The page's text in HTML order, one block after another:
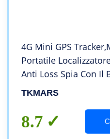
4G Mini GPS
Portatile
Anti Loss Spia Con Il
per Auto Moto
TKMARS
8.7